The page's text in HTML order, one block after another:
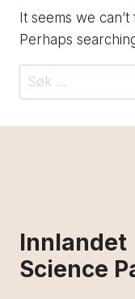
It seems we
Perhaps
Søk
etter:
Innlandet
Science